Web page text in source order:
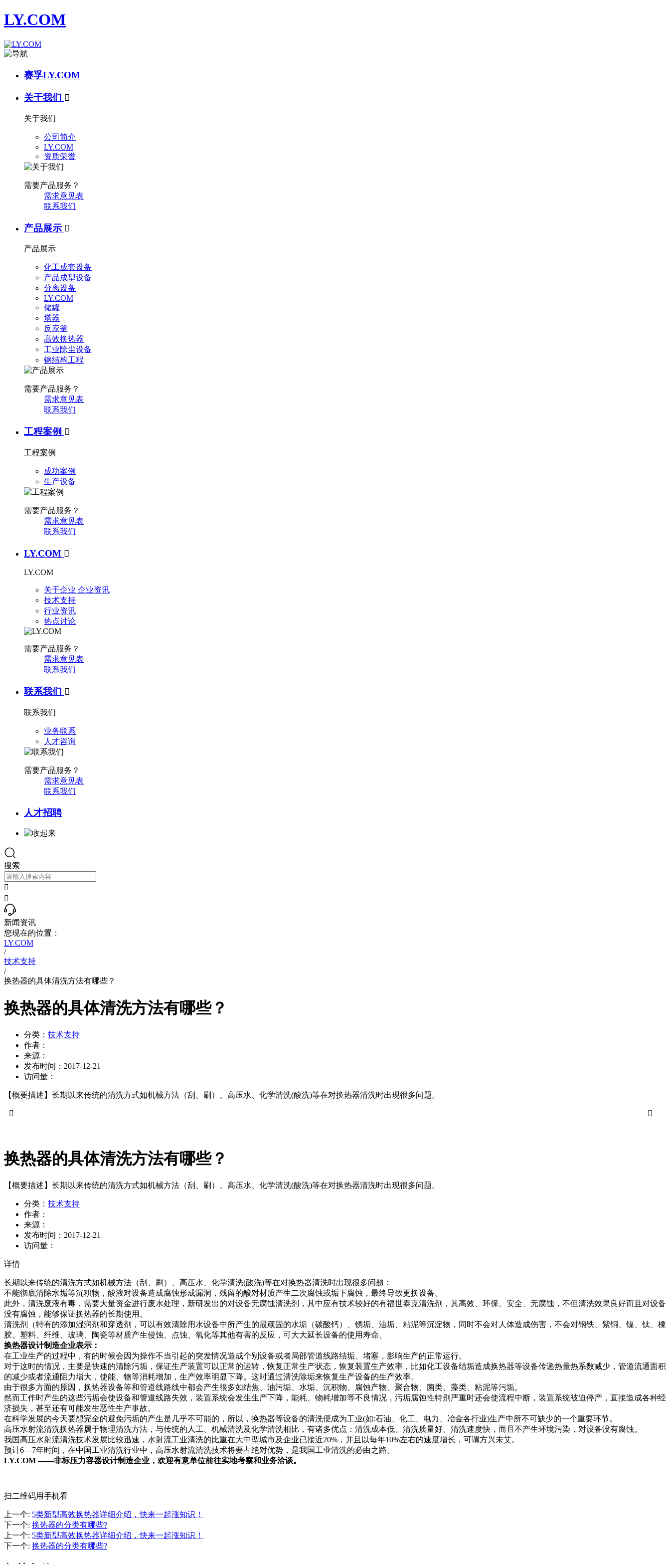
LY.COM
赛孚LY.COM
关于我们 
关于我们
公司简介
LY.COM
资质荣誉
需要产品服务？
需求意见表
联系我们
产品展示 
产品展示
化工成套设备
产品成型设备
分离设备
LY.COM
储罐
塔器
反应釜
高效换热器
工业除尘设备
钢结构工程
需要产品服务？
需求意见表
联系我们
工程案例 
工程案例
成功案例
生产设备
需要产品服务？
需求意见表
联系我们
LY.COM 
LY.COM
关于企业 企业资讯
技术支持
行业资讯
热点讨论
需要产品服务？
需求意见表
联系我们
联系我们 
联系我们
业务联系
人才咨询
需要产品服务？
需求意见表
联系我们
人才招聘
搜索


新闻资讯
您现在的位置：
LY.COM
/
技术支持
/
换热器的具体清洗方法有哪些？
换热器的具体清洗方法有哪些？
分类： 技术支持
作者：
来源：
发布时间： 2017-12-21
访问量：
【概要描述】 长期以来传统的清洗方式如机械方法（刮、刷）、高压水、化学清洗(酸洗)等在对换热器清洗时出现很多问题。


换热器的具体清洗方法有哪些？
【概要描述】 长期以来传统的清洗方式如机械方法（刮、刷）、高压水、化学清洗(酸洗)等在对换热器清洗时出现很多问题。
分类： 技术支持
作者：
来源：
发布时间： 2017-12-21
访问量：
详情
长期以来传统的清洗方式如机械方法（刮、刷）、高压水、化学清洗(酸洗)等在对换热器清洗时出现很多问题：
不能彻底清除水垢等沉积物，酸液对设备造成腐蚀形成漏洞，残留的酸对材质产生二次腐蚀或垢下腐蚀，最终导致更换设备。
此外，清洗废液有毒，需要大量资金进行废水处理，新研发出的对设备无腐蚀清洗剂，其中应有技术较好的有福世泰克清洗剂，其高效、环保、安全、无腐蚀，不但清洗效果良好而且对设备
没有腐蚀，能够保证换热器的长期使用。
清洗剂（特有的添加湿润剂和穿透剂，可以有效清除用水设备中所产生的最顽固的水垢（碳酸钙）、锈垢、油垢、粘泥等沉淀物，同时不会对人体造成伤害，不会对钢铁、紫铜、镍、钛、橡
胶、塑料、纤维、玻璃、陶瓷等材质产生侵蚀、点蚀、氧化等其他有害的反应，可大大延长设备的使用寿命。
换热器设计制造企业表示：
在工业生产的过程中，有的时候会因为操作不当引起的突发情况造成个别设备或者局部管道线路结垢、堵塞，影响生产的正常运行。
对于这时的情况，主要是快速的清除污垢，保证生产装置可以正常的运转，恢复正常生产状态，恢复装置生产效率，比如化工设备结垢造成换热器等设备传递热量热系数减少，管道流通面积
的减少或者流通阻力增大，使能、物等消耗增加，生产效率明显下降。这时通过清洗除垢来恢复生产设备的生产效率。
由于很多方面的原因，换热器设备等和管道线路线中都会产生很多如结焦、油污垢、水垢、沉积物、腐蚀产物、聚合物、菌类、藻类、粘泥等污垢。
然而工作时产生的这些污垢会使设备和管道线路失效，装置系统会发生生产下降，能耗、物耗增加等不良情况，污垢腐蚀性特别严重时还会使流程中断，装置系统被迫停产，直接造成各种经
济损失，甚至还有可能发生恶性生产事故。
在科学发展的今天要想完全的避免污垢的产生是几乎不可能的，所以，换热器等设备的清洗便成为工业(如:石油、化工、电力、冶金各行业)生产中所不可缺少的一个重要环节。
高压水射流清洗换热器属于物理清洗方法，与传统的人工、机械清洗及化学清洗相比，有诸多优点：清洗成本低、清洗质量好、清洗速度快，而且不产生环境污染，对设备没有腐蚀。
我国高压水射流清洗技术发展比较迅速，水射流工业清洗的比重在大中型城市及企业已接近20%，并且以每年10%左右的速度增长，可谓方兴未艾。
预计6—7年时间，在中国工业清洗行业中，高压水射流清洗技术将要占绝对优势，是我国工业清洗的必由之路。
LY.COM ——非标压力容器设计制造企业，欢迎有意单位前往实地考察和业务洽谈。
扫二维码用手机看
上一个: 5类新型高效换热器详细介绍，快来一起涨知识！
下一个: 换热器的分类有哪些?
上一个: 5类新型高效换热器详细介绍，快来一起涨知识！
下一个: 换热器的分类有哪些?